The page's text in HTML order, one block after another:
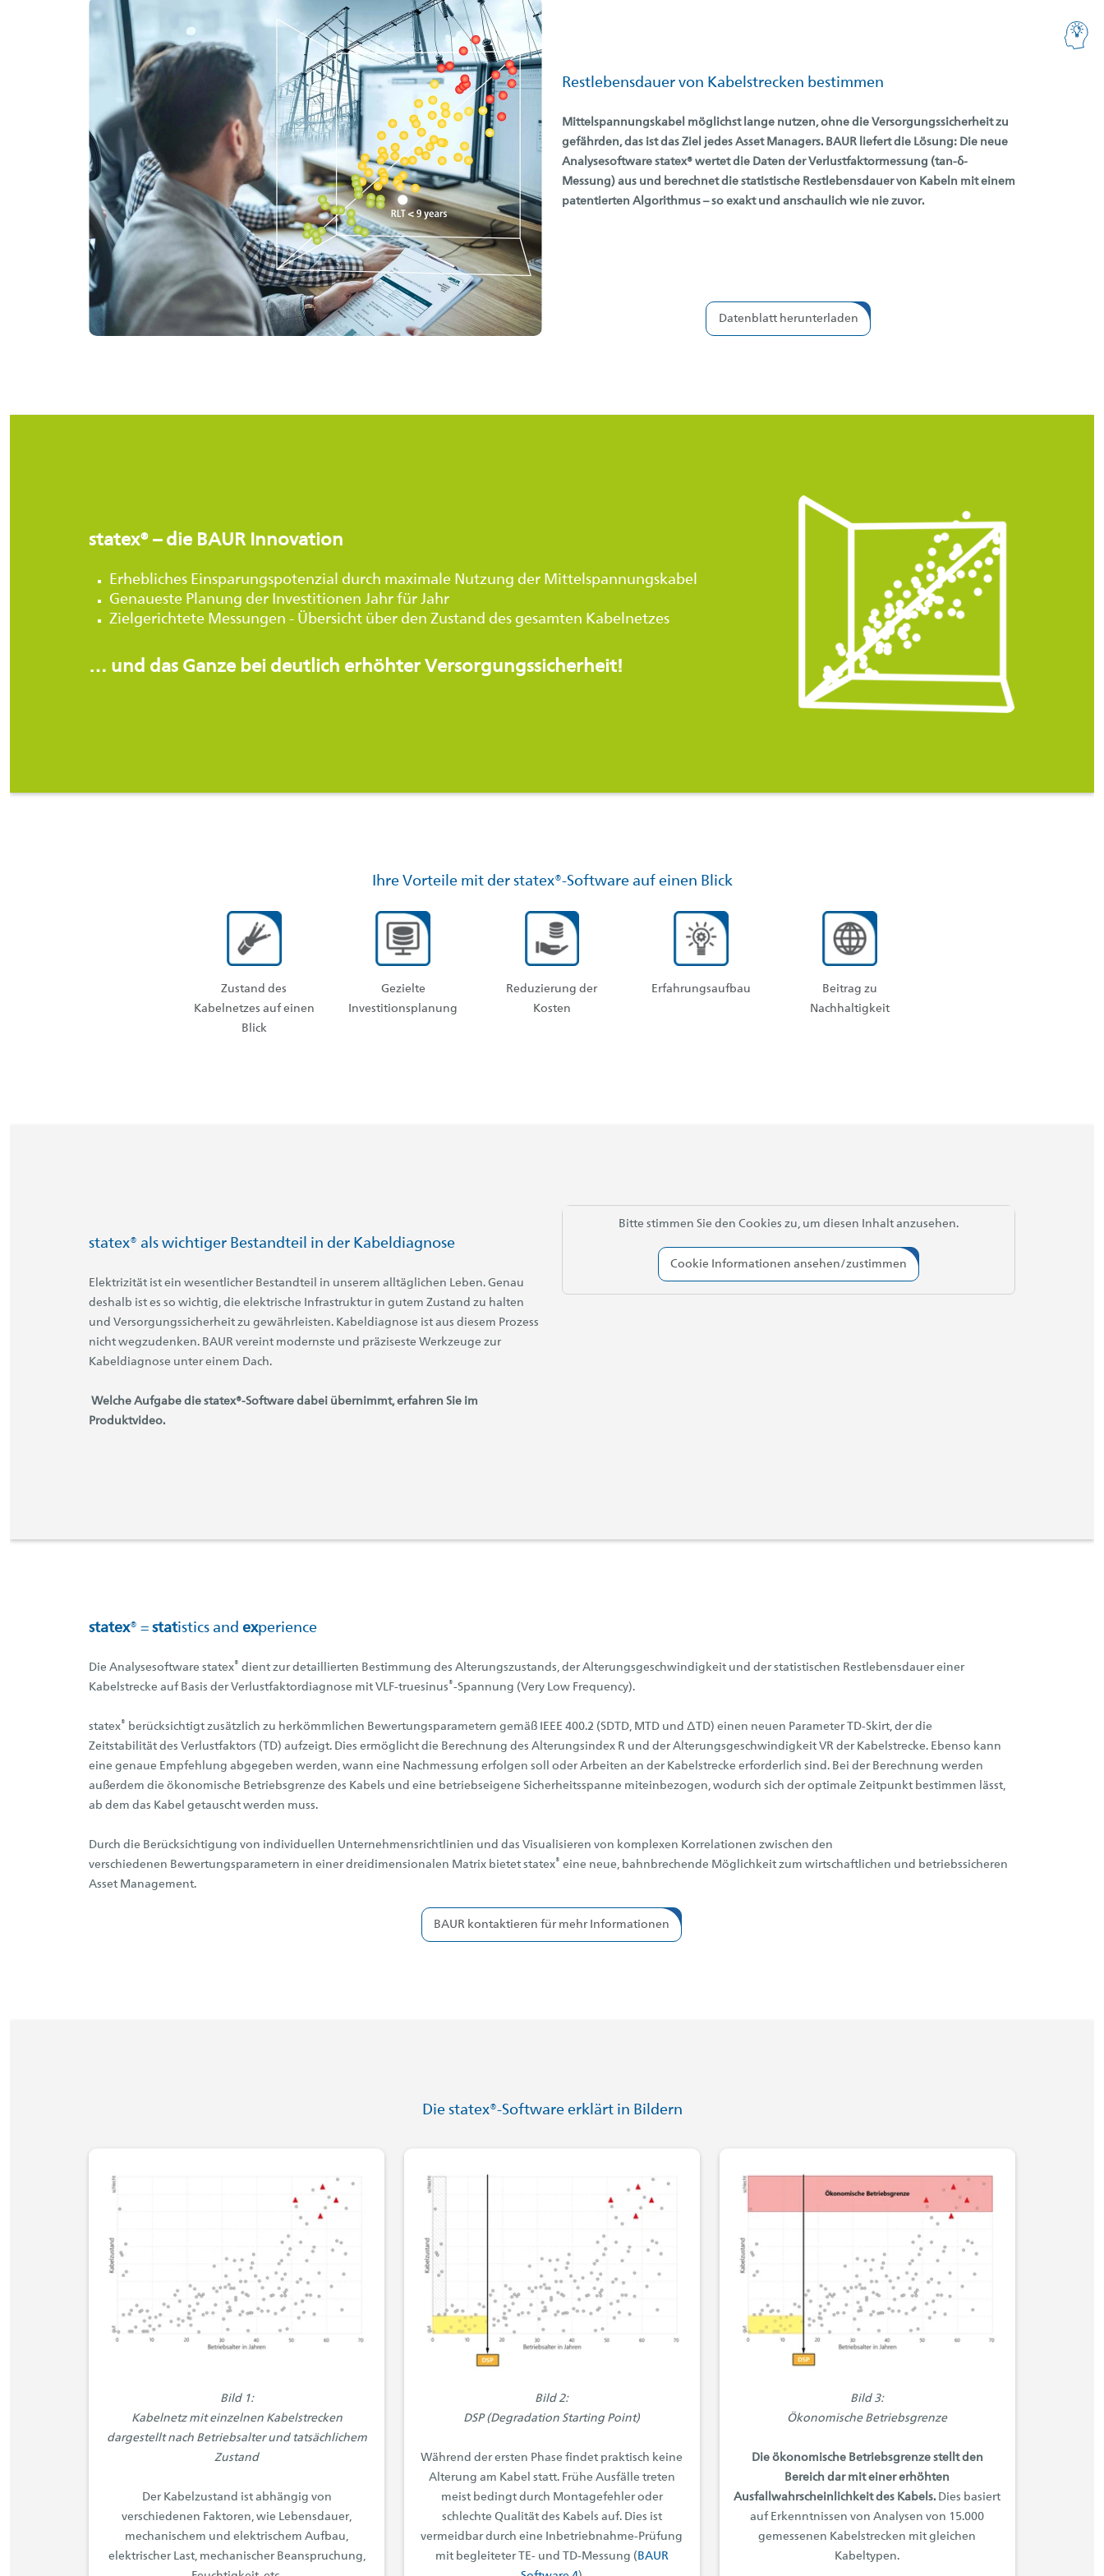
Restlebensdauer von Kabelstrecken bestimmen
Mittelspannungskabel möglichst lange nutzen, ohne die Versorgungssicherheit zu
gefährden, das ist das Ziel jedes Asset Managers. BAUR liefert die Lösung: Die neue
Analysesoftware statex® wertet die Daten der Verlustfaktormessung (tan-δ-
Messung) aus und berechnet die statistische Restlebensdauer von Kabeln mit einem
patentierten Algorithmus – so exakt und anschaulich wie nie zuvor.
Datenblatt herunterladen
statex® – die BAUR Innovation
Erhebliches Einsparungspotenzial durch maximale Nutzung der Mittelspannungskabel
Genaueste Planung der Investitionen Jahr für Jahr
Zielgerichtete Messungen - Übersicht über den Zustand des gesamten Kabelnetzes
… und das Ganze bei deutlich erhöhter Versorgungssicherheit!
Ihre Vorteile mit der statex®-Software auf einen Blick
Zustand des
Kabelnetzes auf einen
Blick
Gezielte
Investitionsplanung
Reduzierung der
Kosten
Erfahrungsaufbau
Beitrag zu
Nachhaltigkeit
statex® als wichtiger Bestandteil in der Kabeldiagnose
Elektrizität ist ein wesentlicher Bestandteil in unserem alltäglichen Leben. Genau
deshalb ist es so wichtig, die elektrische Infrastruktur in gutem Zustand zu halten
und Versorgungssicherheit zu gewährleisten. Kabeldiagnose ist aus diesem Prozess
nicht wegzudenken. BAUR vereint modernste und präziseste Werkzeuge zur
Kabeldiagnose unter einem Dach.
Welche Aufgabe die statex®-Software dabei übernimmt, erfahren Sie im
Produktvideo.
Bitte stimmen Sie den Cookies zu, um diesen Inhalt anzusehen.
Cookie Informationen ansehen/zustimmen
statex® = statistics and experience
Die Analysesoftware statex® dient zur detaillierten Bestimmung des Alterungszustands, der Alterungsgeschwindigkeit und der statistischen Restlebensdauer einer
Kabelstrecke auf Basis der Verlustfaktordiagnose mit VLF-truesinus®-Spannung (Very Low Frequency).
statex® berücksichtigt zusätzlich zu herkömmlichen Bewertungsparametern gemäß IEEE 400.2 (SDTD, MTD und ΔTD) einen neuen Parameter TD-Skirt, der die
Zeitstabilität des Verlustfaktors (TD) aufzeigt. Dies ermöglicht die Berechnung des Alterungsindex R und der Alterungsgeschwindigkeit VR der Kabelstrecke. Ebenso kann
eine genaue Empfehlung abgegeben werden, wann eine Nachmessung erfolgen soll oder Arbeiten an der Kabelstrecke erforderlich sind. Bei der Berechnung werden
außerdem die ökonomische Betriebsgrenze des Kabels und eine betriebseigene Sicherheitsspanne miteinbezogen, wodurch sich der optimale Zeitpunkt bestimmen lässt,
ab dem das Kabel getauscht werden muss.
Durch die Berücksichtigung von individuellen Unternehmensrichtlinien und das Visualisieren von komplexen Korrelationen zwischen den
verschiedenen Bewertungsparametern in einer dreidimensionalen Matrix bietet statex® eine neue, bahnbrechende Möglichkeit zum wirtschaftlichen und betriebssicheren
Asset Management.
BAUR kontaktieren für mehr Informationen
Die statex®-Software erklärt in Bildern
Bild 1:
Kabelnetz mit einzelnen Kabelstrecken
dargestellt nach Betriebsalter und tatsächlichem
Zustand
Der Kabelzustand ist abhängig von
verschiedenen Faktoren, wie Lebensdauer,
mechanischem und elektrischem Aufbau,
elektrischer Last, mechanischer Beanspruchung,
Bild 2:
DSP (Degradation Starting Point)
Während der ersten Phase findet praktisch keine
Alterung am Kabel statt. Frühe Ausfälle treten
meist bedingt durch Montagefehler oder
schlechte Qualität des Kabels auf. Dies ist
vermeidbar durch eine Inbetriebnahme-Prüfung
mit begleiteter TE- und TD-Messung ( BAUR
Bild 3:
Ökonomische Betriebsgrenze
Die ökonomische Betriebsgrenze stellt den
Bereich dar mit einer erhöhten
Ausfallwahrscheinlichkeit des Kabels. Dies basiert
auf Erkenntnissen von Analysen von 15.000
gemessenen Kabelstrecken mit gleichen
Kabeltypen.